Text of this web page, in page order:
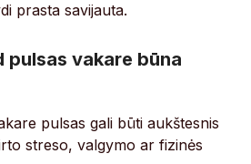
prasta savijauta.
pulsas vakare būna
pulsas gali būti aukštesnis
streso, valgymo ar fizinės